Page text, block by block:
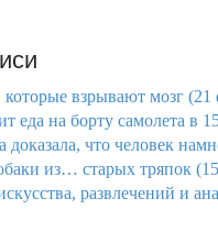
которые взрывают мозг (21
еда на борту самолета в
доказала, что человек
из… старых тряпок
развлечений и